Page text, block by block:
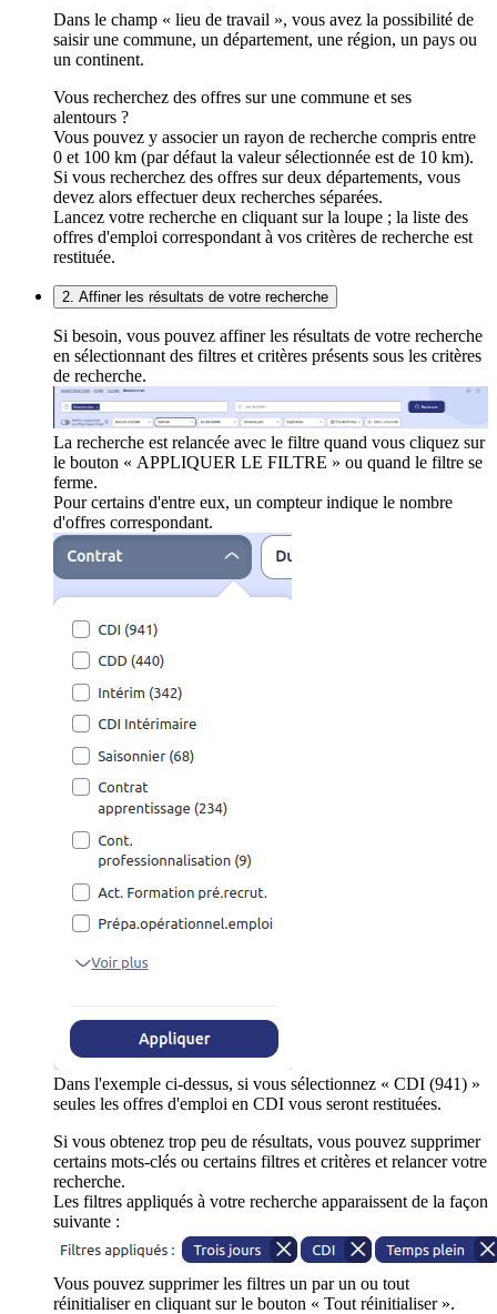
Dans le champ « lieu de travail », vous avez la possibilité de
saisir une commune, un département, une région, un pays ou
un continent.
Vous recherchez des offres sur une commune et ses
alentours ?
Vous pouvez y associer un rayon de recherche compris entre
0 et 100 km (par défaut la valeur sélectionnée est de 10 km).
Si vous recherchez des offres sur deux départements, vous
devez alors effectuer deux recherches séparées.
Lancez votre recherche en cliquant sur la loupe ; la liste des
offres d'emploi correspondant à vos critères de recherche est
restituée.
2. Affiner les résultats de votre recherche
Si besoin, vous pouvez affiner les résultats de votre recherche
en sélectionnant des filtres et critères présents sous les critères
de recherche.
La recherche est relancée avec le filtre quand vous cliquez sur
le bouton « APPLIQUER LE FILTRE » ou quand le filtre se
ferme.
Pour certains d'entre eux, un compteur indique le nombre
d'offres correspondant.
Dans l'exemple ci-dessus, si vous sélectionnez « CDI (941) »
seules les offres d'emploi en CDI vous seront restituées.
Si vous obtenez trop peu de résultats, vous pouvez supprimer
certains mots-clés ou certains filtres et critères et relancer votre
recherche.
Les filtres appliqués à votre recherche apparaissent de la façon
suivante :
Vous pouvez supprimer les filtres un par un ou tout
réinitialiser en cliquant sur le bouton « Tout réinitialiser ».